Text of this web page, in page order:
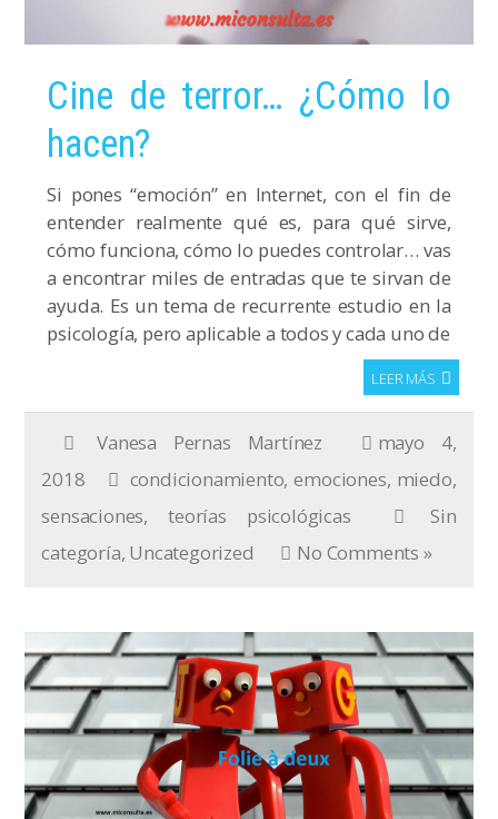
Cine de terror… ¿Cómo lo
hacen?
Si pones “emoción” en Internet, con el fin de
entender realmente qué es, para qué sirve,
cómo funciona, cómo lo puedes controlar… vas
a encontrar miles de entradas que te sirvan de
ayuda. Es un tema de recurrente estudio en la
psicología, pero aplicable a todos y cada uno de
LEER MÁS
Vanesa Pernas Martínez
mayo 4,
2018
condicionamiento,emociones, miedo,
sensaciones,teorías psicológicas
Sin
categoría, Uncategorized No Comments »